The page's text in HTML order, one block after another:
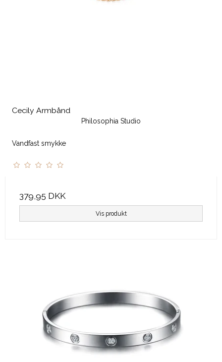
Cecily Armbånd
Philosophia Studio
Vandfast smykke
379,95 DKK
Vis produkt